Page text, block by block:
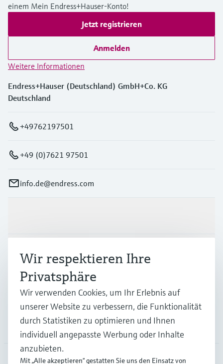
einem Mein Endress+Hauser-Konto!
Jetzt registrieren
Anmelden
Weitere Informationen
Endress+Hauser (Deutschland) GmbH+Co. KG
Deutschland
+49762197501
+49 (0)7621 97501
info.de@endress.com
Branchen
Support
Unternehmen
Wir respektieren Ihre
Privatsphäre
Wir verwenden Cookies, um Ihr Erlebnis auf
unserer Website zu verbessern, die Funktionalität
durch Statistiken zu optimieren und Ihnen
individuell angepasste Werbung oder Inhalte
anzubieten.
Mit „Alle akzeptieren“ gestatten Sie uns den Einsatz von